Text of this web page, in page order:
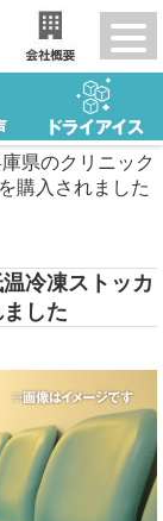
県のクリニック
購入されました
冷凍ストッカ
した